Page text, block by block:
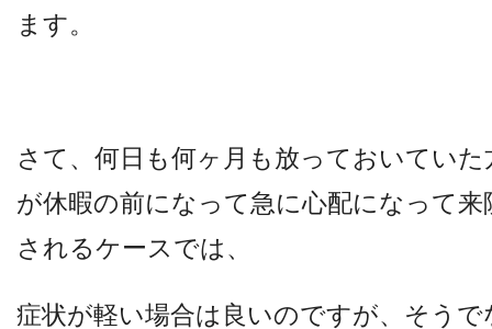
ます。
さて、何日も何ヶ月も放っておいていた
が休暇の前になって急に心配になって来
されるケースでは、
症状が軽い場合は良いのですが、 そうで